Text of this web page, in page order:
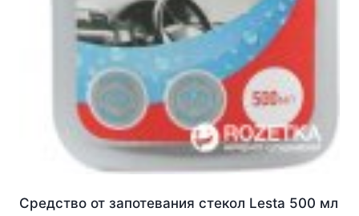
Средство от запотевания стекол Lesta 500 мл